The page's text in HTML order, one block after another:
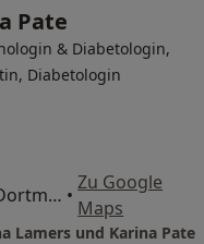
Pate
& Diabetologin,
Diabetologin
Brackeler Hellweg 119, Dortmund •
Zu Google
Maps
Lamers und Karina Pate